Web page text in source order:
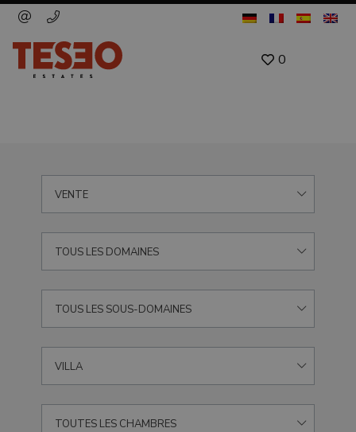
0
VENTE
TOUS LES DOMAINES
TOUS LES SOUS-DOMAINES
VILLA
TOUTES LES CHAMBRES